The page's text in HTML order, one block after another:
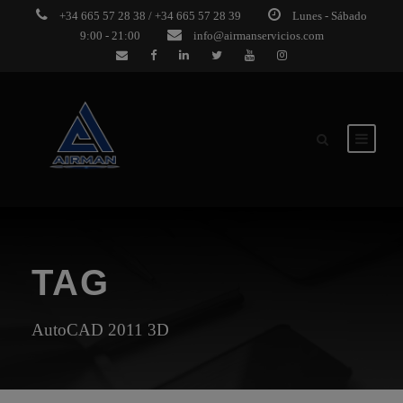
+34 665 57 28 38 / +34 665 57 28 39
Lunes - Sábado
9:00 - 21:00
info@airmanservicios.com
TAG
AutoCAD 2011 3D